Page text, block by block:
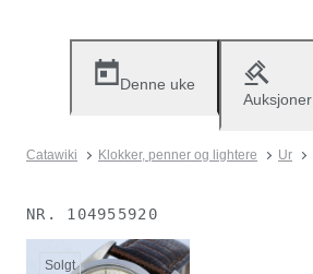
Denne uke
Auksjoner
Catawiki Klokker, penner og lightere Ur
NR. 104955920
Solgt